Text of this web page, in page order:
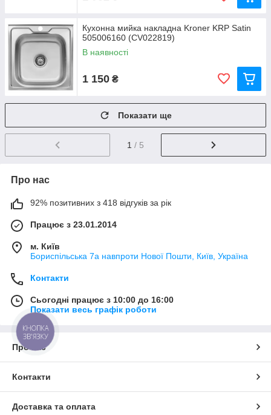
Кухонна мийка накладна Kroner KRP Satin
505006160 (CV022819)
В наявності
1 150 ₴
Показати ще
1 / 5
Про нас
92% позитивних з 418 відгуків за рік
Працює з 23.01.2014
м. Київ
Бориспільська 7а навпроти Нової Пошти, Київ, Україна
Контакти
Сьогодні працює з 10:00 до 16:00
Показати весь графік роботи
Про нас
Контакти
Доставка та оплата
КНОПКА
ЗВ'ЯЗКУ